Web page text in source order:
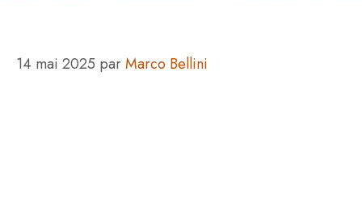
14 mai 2025 parMarco Bellini